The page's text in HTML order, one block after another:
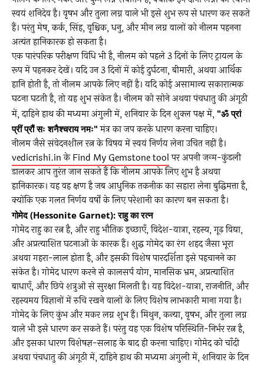
स्वयं शनिदेव है। वृषभ और तुला लग्न वाले भी इसे शुभ रूप से धारण कर सकते
हैं। परंतु मेष, कर्क, सिंह, वृश्चिक, धनु, और मीन लग्न वालों को नीलम पहनना
अत्यंत हानिकारक हो सकता है।
एक पारंपरिक परीक्षण विधि भी है, नीलम को पहले 3 दिनों के लिए ट्रायल के
रूप में पहनकर देखें। यदि उन 3 दिनों में कोई दुर्घटना, बीमारी, अथवा आर्थिक
हानि होती है, तो नीलम आपके लिए नहीं है। यदि कोई असामान्य सकारात्मक
घटना घटती है, तो यह शुभ संकेत है। नीलम को सोने अथवा पंचधातु की अंगूठी
में, दाहिने हाथ की मध्यमा अंगुली में, शनिवार के दिन शुक्ल पक्ष में, "ॐ प्रां
प्रीं प्रौं सः शनैश्चराय नमः" मंत्र का जप करके धारण करना चाहिए।
नीलम जैसे संवेदनशील रत्न के विषय में स्वयं निर्णय लेना उचित नहीं है।
vedicrishi.in के Find My Gemstone toolपर अपनी जन्म-कुंडली
डालकर आप तुरंत जान सकते हैं कि नीलम आपके लिए शुभ है अथवा
हानिकारक। यह वह क्षण है जब आधुनिक तकनीक का सहारा लेना बुद्धिमत्ता है,
क्योंकि एक गलत निर्णय वर्षों के लिए परेशानी का कारण बन सकता है।
गोमेद (Hessonite Garnet): राहु का रत्न
गोमेद राहु का रत्न है, और राहु भौतिक इच्छाएँ, विदेश-यात्रा, रहस्य, गूढ़ विद्या,
और अप्रत्याशित घटनाओं के कारक हैं। शुद्ध गोमेद का रंग शहद जैसा भूरा
अथवा गहरा-लाल होता है, और इसकी विशेष पारदर्शिता इसे पहचानने का
संकेत है। गोमेद धारण करने से कालसर्प योग, मानसिक भ्रम, अप्रत्याशित
बाधाएँ, और छिपे शत्रुओं से सुरक्षा मिलती है। यह विदेश-यात्रा, राजनीति, और
रहस्यमय विज्ञानों में रुचि रखने वालों के लिए विशेष लाभकारी माना गया है।
गोमेद के लिए कुंभ और मकर लग्न शुभ हैं। मिथुन, कन्या, वृषभ, और तुला लग्न
वाले भी इसे धारण कर सकते हैं। परंतु यह एक विशेष परिस्थिति-निर्भर रत्न है,
और इसका धारण विशेषज्ञ-सलाह के बाद ही करना चाहिए। गोमेद को चाँदी
अथवा पंचधातु की अंगूठी में, दाहिने हाथ की मध्यमा अंगुली में, शनिवार के दिन